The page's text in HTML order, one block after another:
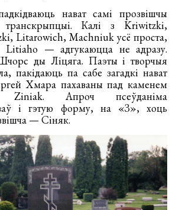
нават самі прозвішчы
Калі з Kriwitzki,
Litarowich, Machniuk усё проста,
Litiaho — адгукаюцца не адразу.
ды Ліцяга. Паэты і творчыя
пакідаюць па сабе загадкі нават
Хмара пахаваны пад каменем
Апроч псеўданіма
і гэтую форму, на «З», хоць
— Сіняк.